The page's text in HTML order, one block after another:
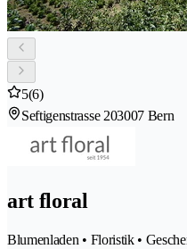
5(6)
Seftigenstrasse 203007 Bern
art floral
Blumenladen • Floristik •